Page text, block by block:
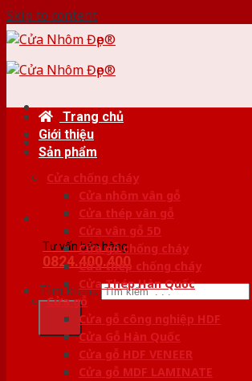
Skip to content
Tư vấn bán hàng
0824.400.400
Tìm kiếm:
Trang chủ
Giới thiệu
Sản phẩm
Cửa chống cháy
Cửa nhôm vân gỗ
Cửa thép vân gỗ
Cửa vân gỗ 5D
Cửa gỗ chống cháy
Cửa thép chống cháy
Cửa Thép Hàn Quốc
Cửa gỗ
Cửa gỗ công nghiệp HDF
Cửa Gỗ Hàn Quốc
Cửa gỗ HDF VENEER
Cửa gỗ MDF LAMINATE